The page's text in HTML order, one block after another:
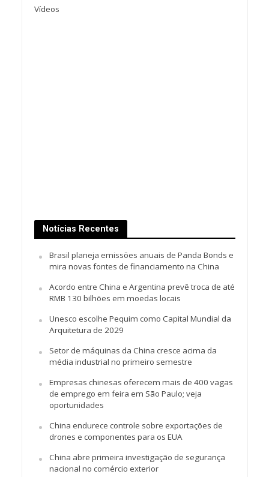
Vídeos
Notícias Recentes
Brasil planeja emissões anuais de Panda Bonds e
mira novas fontes de financiamento na China
Acordo entre China e Argentina prevê troca de até
RMB 130 bilhões em moedas locais
Unesco escolhe Pequim como Capital Mundial da
Arquitetura de 2029
Setor de máquinas da China cresce acima da
média industrial no primeiro semestre
Empresas chinesas oferecem mais de 400 vagas
de emprego em feira em São Paulo; veja
oportunidades
China endurece controle sobre exportações de
drones e componentes para os EUA
China abre primeira investigação de segurança
nacional no comércio exterior